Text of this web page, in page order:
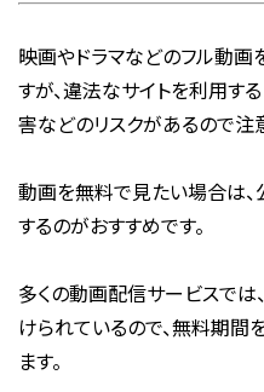
映画やドラマなどのフル動画
すが、違法なサイトを利用す
害などのリスクがあるので注
動画を無料で見たい場合は
するのがおすすめです。
多くの動画配信サービスで
けられているので、無料期間
ます。